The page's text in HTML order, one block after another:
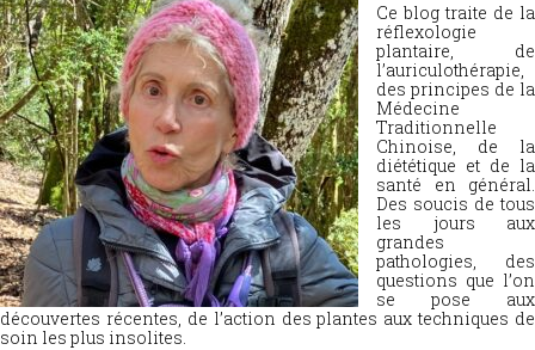
Ce blog traite de la
réflexologie
plantaire, de
l’auriculothérapie,
des principes de la
Médecine
Traditionnelle
Chinoise, de la
diététique et de la
santé en général.
Des soucis de tous
les jours aux
grandes
pathologies, des
questions que l’on
se pose aux
découvertes récentes, de l’action des plantes aux techniques de
soin les plus insolites.